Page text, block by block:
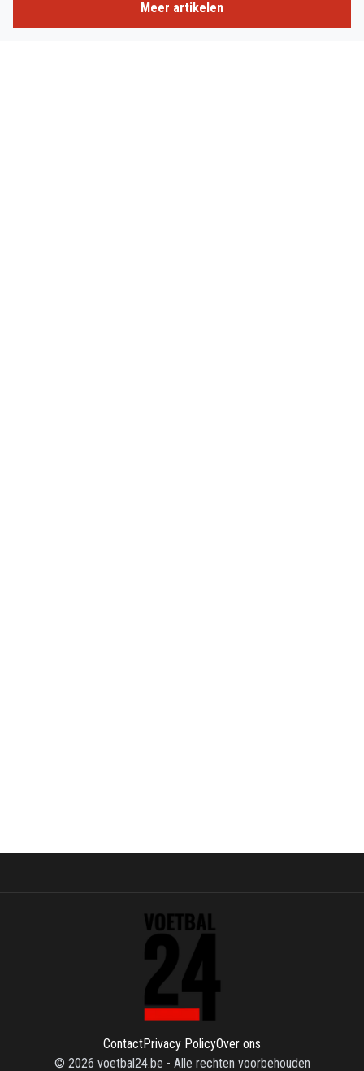
Meer artikelen
ContactPrivacy PolicyOver ons
© 2026 voetbal24.be - Alle rechten voorbehouden